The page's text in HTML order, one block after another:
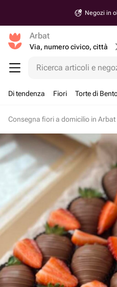
Negozi in
Arbat
Via, numero civico, città
Ricerca articoli e
Di tendenza Fiori Torte di
Consegna fiori a domicilio in Arbat